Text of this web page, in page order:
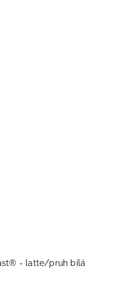
- latte/pruh bílá